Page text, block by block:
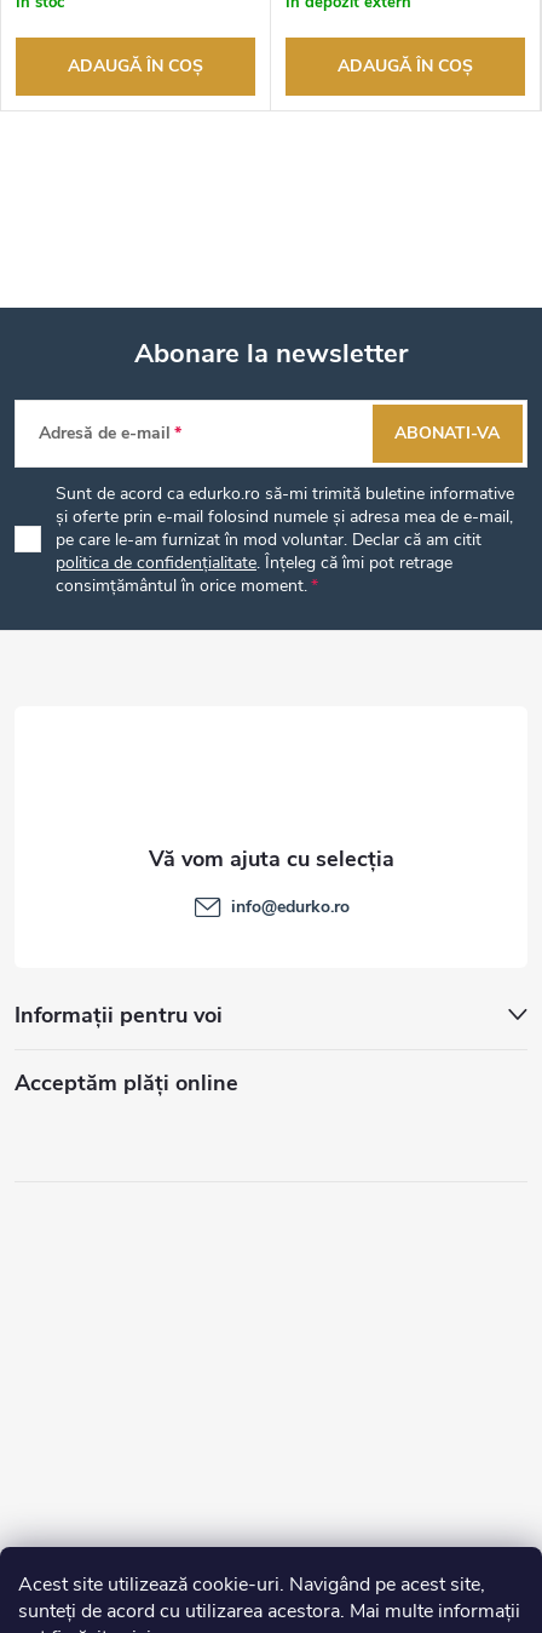
Acest site utilizează cookie-uri. Navigând pe acest site,
sunteți de acord cu utilizarea acestora. Mai multe informații
ADAUGĂ ÎN COŞ ADAUGĂ ÎN COŞ
S
u
b
o
Abonare la newsletter
Adresă de e-mail
Sunt de acord ca edurko.ro să-mi trimită buletine informative
și oferte prin e-mail folosind numele și adresa mea de e-mail,
pe care le-am furnizat în mod voluntar. Declar că am citit
politica de confidențialitate. Înțeleg că îmi pot retrage
consimțământul în orice moment.
ABONATI-VA
Informații pentru voi
Acceptăm plăţi online
info@edurko.ro